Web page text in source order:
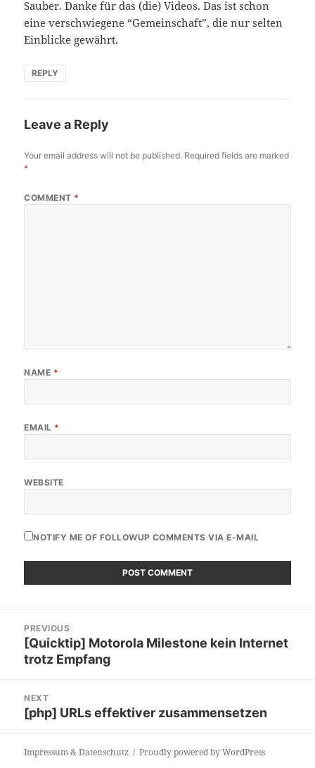
Sauber. Danke für das (die) Videos. Das ist schon
eine verschwiegene “Gemeinschaft”, die nur selten
Einblicke gewährt.
REPLY
Leave a Reply
Your email address will not be published. Required fields are marked
*
COMMENT *
NAME *
EMAIL *
WEBSITE
NOTIFY ME OF FOLLOWUP COMMENTS VIA E-MAIL
navigation
PREVIOUS
Previous
post:
[Quicktip] Motorola Milestone kein Internet
trotz Empfang
NEXT
Next
[php] URLs effektiver zusammensetzen
Impressum & Datenschutz Proudly powered by WordPress